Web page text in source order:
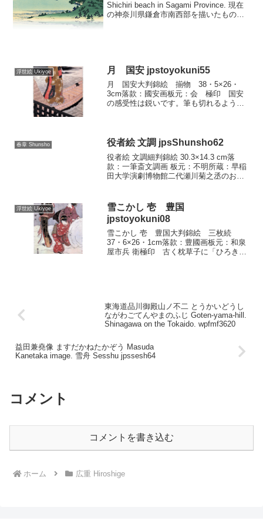
Shichiri beach in Sagami Province. 現在
の神奈川県鎌倉市南西部を描いたもの
浮世絵 Ukiyoe 月 国安 jpstoyokuni55
月 国安大判錦絵 揃物 38・5×26・
3cm落款：國安画板元：会 極印 国安
の感受性は鋭いです。筆も切れるように
ここに紹介します。...
春章 Shunsho 役者絵 文調 jpsShunsho62
役者絵 文調細判錦絵 30.3×14.3 cm落
款：一筆斎文調画 板元：不明所蔵：早稲
田大学演劇博物館二代瀬川菊之丞のお綿
での『太平記賤女振り袖』におけるお綿
の役演出の...
浮世絵 Ukiyoe
雪こかし 壱 豊国
jpstoyokuni08
雪こかし 壱 豊国大判錦絵 三枚続
37・6×26・1cm落款：豊國画板元：和泉
屋市兵 衛極印 古く枕草子に「ひろき庭
東海道品川御殿山ノ不二 とうかいどうし
ながわごてんやまのふじ Goten-yama-hill.
Shinagawa on the Tokaido. wpfmf3620
益田兼堯像 ますだかねたかぞう Masuda
Kanetaka image. 雪舟 Sesshu jpssesh64
コメント
コメントを書き込む
ホーム 広重 Hiroshige